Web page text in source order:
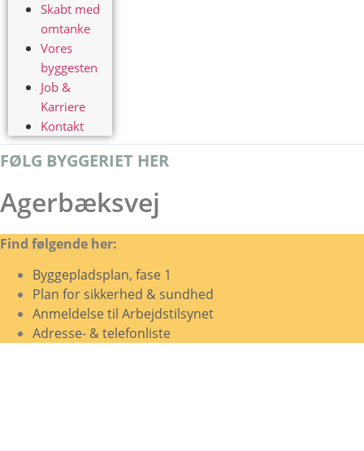
Skabt med
omtanke
Vores
byggesten
Job &
Karriere
Kontakt
FØLG BYGGERIET HER
Agerbæksvej
Find følgende her:
Byggepladsplan, fase 1
Plan for sikkerhed & sundhed
Anmeldelse til Arbejdstilsynet
Adresse- & telefonliste